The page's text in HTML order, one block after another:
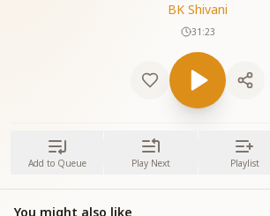
BK Shivani
31:23
Add to Queue Play Next Playlist
You might also like